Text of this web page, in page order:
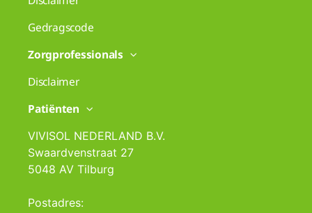
Gedragscode
Zorgprofessionals
Disclaimer
Patiënten
VIVISOL NEDERLAND B.V.
Swaardvenstraat 27
5048 AV Tilburg
Postadres: